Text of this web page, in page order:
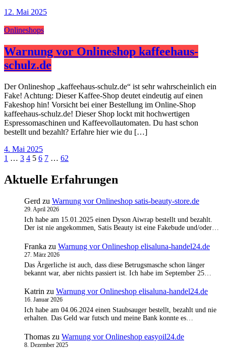
12. Mai 2025
Onlineshops
Warnung vor Onlineshop kaffeehaus-
schulz.de
Der Onlineshop „kaffeehaus-schulz.de“ ist sehr wahrscheinlich ein
Fake! Achtung: Dieser Kaffee-Shop deutet eindeutig auf einen
Fakeshop hin! Vorsicht bei einer Bestellung im Online-Shop
kaffeehaus-schulz.de! Dieser Shop lockt mit hochwertigen
Espressomaschinen und Kaffeevollautomaten. Du hast schon
bestellt und bezahlt? Erfahre hier wie du […]
4. Mai 2025
Seitennummerierung
der
Beiträge
1 … 3 4 5 6 7 … 62
Aktuelle Erfahrungen
Gerd zu Warnung vor Onlineshop satis-beauty-store.de
29. April 2026
Ich habe am 15.01.2025 einen Dyson Aiwrap bestellt und bezahlt.
Der ist nie angekommen, Satis Beauty ist eine Fakebude und/oder…
Franka zu Warnung vor Onlineshop elisaluna-handel24.de
27. März 2026
Das Ärgerliche ist auch, dass diese Betrugsmasche schon länger
bekannt war, aber nichts passiert ist. Ich habe im September 25…
Katrin zu Warnung vor Onlineshop elisaluna-handel24.de
16. Januar 2026
Ich habe am 04.06.2024 einen Staubsauger bestellt, bezahlt und nie
erhalten. Das Geld war futsch und meine Bank konnte es…
Thomas zu Warnung vor Onlineshop easyoil24.de
8. Dezember 2025